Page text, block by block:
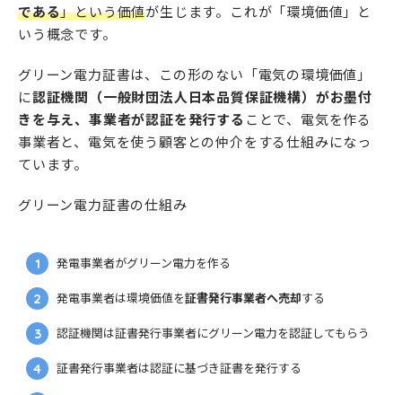
である」という価値が生じます。これが「環境価値」と
いう概念です。
グリーン電力証書は、この形のない「電気の環境価値」
に認証機関（一般財団法人日本品質保証機構）がお墨付
きを与え、事業者が認証を発行する ことで、電気を作る
事業者と、電気を使う顧客との仲介をする仕組みになっ
ています。
グリーン電力証書の仕組み
発電事業者がグリーン電力を作る
発電事業者は環境価値を証書発行事業者へ売却する
認証機関は証書発行事業者にグリーン電力を認証してもらう
証書発行事業者は認証に基づき証書を発行する